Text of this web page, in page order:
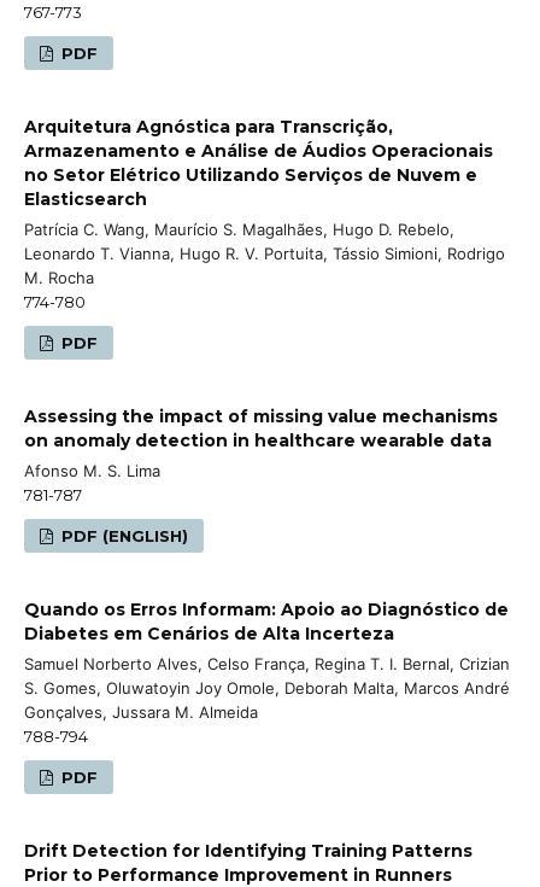
767-773
PDF
Arquitetura Agnóstica para Transcrição,
Armazenamento e Análise de Áudios Operacionais
no Setor Elétrico Utilizando Serviços de Nuvem e
Elasticsearch
Patrícia C. Wang, Maurício S. Magalhães, Hugo D. Rebelo,
Leonardo T. Vianna, Hugo R. V. Portuita, Tássio Simioni, Rodrigo
M. Rocha
774-780
PDF
Assessing the impact of missing value mechanisms
on anomaly detection in healthcare wearable data
Afonso M. S. Lima
781-787
PDF (ENGLISH)
Quando os Erros Informam: Apoio ao Diagnóstico de
Diabetes em Cenários de Alta Incerteza
Samuel Norberto Alves, Celso França, Regina T. I. Bernal, Crizian
S. Gomes, Oluwatoyin Joy Omole, Deborah Malta, Marcos André
Gonçalves, Jussara M. Almeida
788-794
PDF
Drift Detection for Identifying Training Patterns
Prior to Performance Improvement in Runners